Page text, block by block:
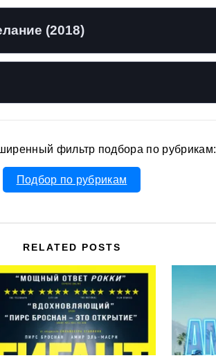
(2018)
фильтр подбора по рубрикам:
Подбор по рубрикам
RELATED POSTS